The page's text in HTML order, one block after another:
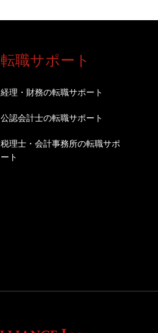
転職サポート
経理・財務の転職サポート
公認会計士の転職サポート
税理士・会計事務所の転職サポ
ート